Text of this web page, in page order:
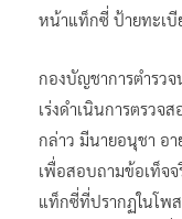
หน้าแท็กซี่ ป้ายทะเบี
กองบัญชาการตำรว
เร่งดำเนินการตรว
กล่าว มีนายอนุชา อา
เพื่อสอบถามข้อเท็จ
แท็กซี่ที่ปรากฏในโพส